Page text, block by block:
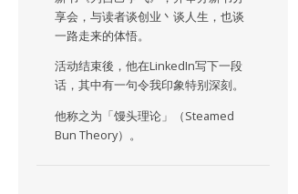
享会，与读者谈创业丶谈人生，也谈
一路走来的体悟。
活动结束後，他在LinkedIn写下一段
话，其中有一句令我印象特别深刻。
他称之为「馒头理论」（Steamed
Bun Theory）。